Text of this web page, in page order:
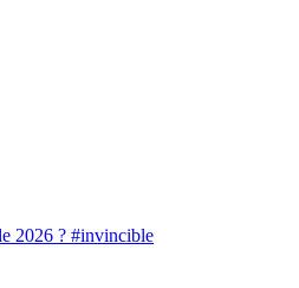
2026 ? #invincible